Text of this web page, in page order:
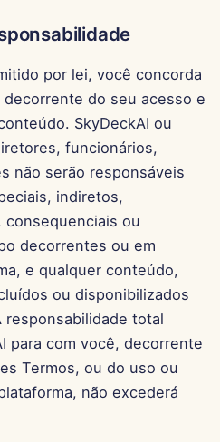
por lei, você concorda
do seu acesso e
SkyDeckAI ou
funcionários,
não serão responsáveis
indiretos,
consequenciais ou
decorrentes ou em
e qualquer conteúdo,
ou disponibilizados
responsabilidade total
para com você, decorrente
Termos, ou do uso ou
não excederá